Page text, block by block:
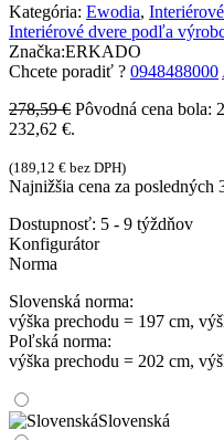
Kategória: Ewodia,
Interiérové dvere podľa
Značka:ERKADO
Chcete poradiť ? 0948488000
278,59€ Pôvodná cena bola:
232,62 €.
(189,12 € bez DPH)
Najnižšia cena za posledných
Dostupnosť: 5 - 9 týždňov
Konfigurátor
Norma
Slovenská norma:
výška prechodu = 197 cm,
Poľská norma:
výška prechodu = 202 cm,
Slovenská